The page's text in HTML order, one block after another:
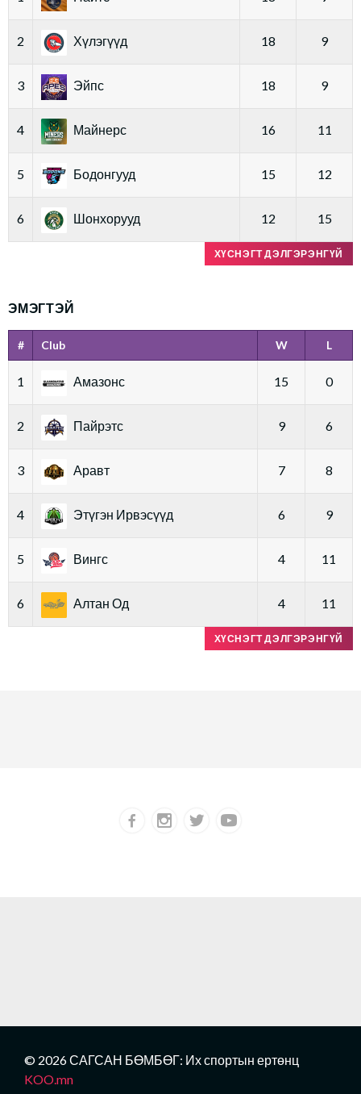
2 Хүлэгүүд 18 9
3 Эйпс 18 9
4 Майнерс 16 11
5 Бодонгууд 15 12
6 Шонхорууд 12 15
ХҮСНЭГТ ДЭЛГЭРЭНГҮЙ
ЭМЭГТЭЙ
# Club W L
1 Амазонс 15 0
2 Пайрэтс 9 6
3 Аравт 7 8
4 Этүгэн Ирвэсүүд 6 9
5 Вингс 4 11
6 Алтан Од 4 11
ХҮСНЭГТ ДЭЛГЭРЭНГҮЙ
© 2026 САГСАН БӨМБӨГ: Их спортын ертөнц
KOO.mn